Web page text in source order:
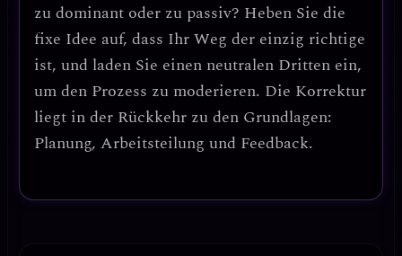
zu dominant oder zu passiv? Heben Sie die
fixe Idee auf, dass Ihr Weg der einzig richtige
ist, und laden Sie einen neutralen Dritten ein,
um den Prozess zu moderieren. Die Korrektur
liegt in der Rückkehr zu den Grundlagen:
Planung, Arbeitsteilung und Feedback.